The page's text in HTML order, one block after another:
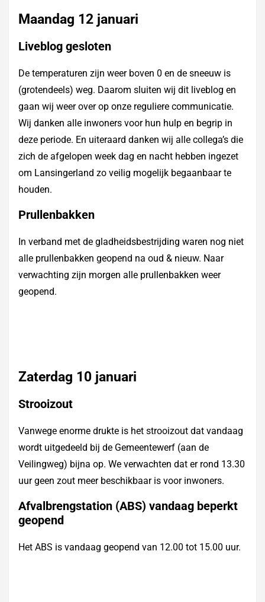
Maandag 12 januari
Liveblog gesloten
De temperaturen zijn weer boven 0 en de sneeuw is
(grotendeels) weg. Daarom sluiten wij dit liveblog en
gaan wij weer over op onze reguliere communicatie.
Wij danken alle inwoners voor hun hulp en begrip in
deze periode. En uiteraard danken wij alle collega’s die
zich de afgelopen week dag en nacht hebben ingezet
om Lansingerland zo veilig mogelijk begaanbaar te
houden.
Prullenbakken
In verband met de gladheidsbestrijding waren nog niet
alle prullenbakken geopend na oud & nieuw. Naar
verwachting zijn morgen alle prullenbakken weer
geopend.
Zaterdag 10 januari
Strooizout
Vanwege enorme drukte is het strooizout dat vandaag
wordt uitgedeeld bij de Gemeentewerf (aan de
Veilingweg) bijna op. We verwachten dat er rond 13.30
uur geen zout meer beschikbaar is voor inwoners.
Afvalbrengstation (ABS) vandaag beperkt
geopend
Het ABS is vandaag geopend van 12.00 tot 15.00 uur.